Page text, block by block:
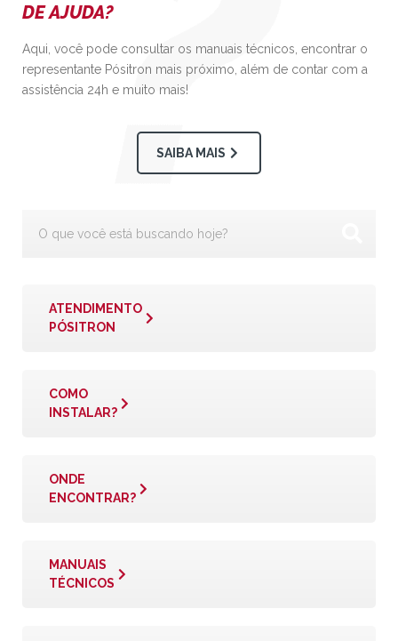
DE AJUDA?
Aqui, você pode consultar os manuais técnicos, encontrar o
representante Pósitron mais próximo, além de contar com a
assistência 24h e muito mais!
SAIBA MAIS
ATENDIMENTO
PÓSITRON
COMO
INSTALAR?
ONDE
ENCONTRAR?
MANUAIS
TÉCNICOS